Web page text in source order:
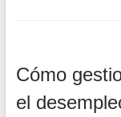
Cómo
el